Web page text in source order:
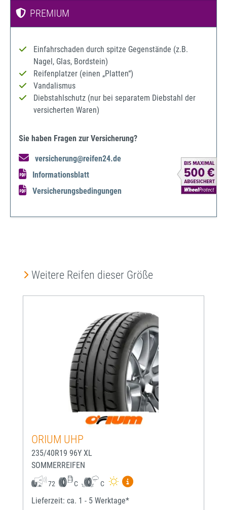
PREMIUM
Einfahrschaden durch spitze Gegenstände (z.B.
Nagel, Glas, Bordstein)
Reifenplatzer (einen „Platten“)
Vandalismus
Diebstahlschutz (nur bei separatem Diebstahl der
versicherten Waren)
Sie haben Fragen zur Versicherung?
versicherung@reifen24.de
Informationsblatt
Versicherungsbedingungen
Produktgalerie überspringen
Weitere Reifen dieser Größe
ORIUM UHP
235/40R19 96Y XL
SOMMERREIFEN
72 C C
Mehr Informationen zum
Lieferzeit: ca. 1 - 5 Werktage*